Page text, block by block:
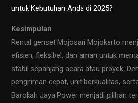
untuk Kebutuhan Anda di 2025?
Kesimpulan
Rental genset Mojosari Mojokerto
efisien, fleksibel, dan aman untuk
stabil sepanjang acara atau proyek.
pengiriman cepat, unit berkualitas,
Barokah Jaya Power menjadi pilihan